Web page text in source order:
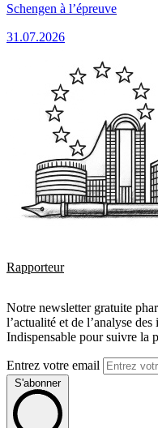
Schengen à l’épreuve
31.07.2026
Rapporteur
Notre newsletter gratuite
l’actualité et de l’analyse
Indispensable pour suivre la
Entrez votre email
S'abonner